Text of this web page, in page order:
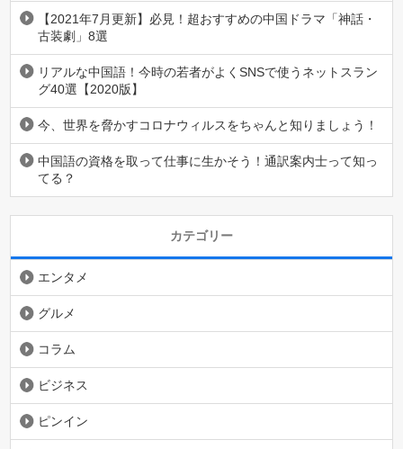
【2021年7月更新】必見！超おすすめの中国ドラマ「神話・
古装劇」8選
リアルな中国語！今時の若者がよくSNSで使うネットスラン
グ40選【2020版】
今、世界を脅かすコロナウィルスをちゃんと知りましょう！
中国語の資格を取って仕事に生かそう！通訳案内士って知っ
てる？
カテゴリー
エンタメ
グルメ
コラム
ビジネス
ピンイン